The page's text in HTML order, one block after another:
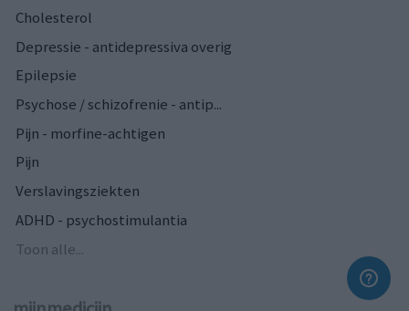
Cholesterol
Depressie - antidepressiva overig
Epilepsie
Psychose / schizofrenie - antip...
Pijn - morfine-achtigen
Pijn
Verslavingsziekten
ADHD - psychostimulantia
Toon alle...